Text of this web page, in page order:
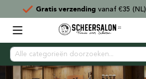
Gratis verzending vanaf €35